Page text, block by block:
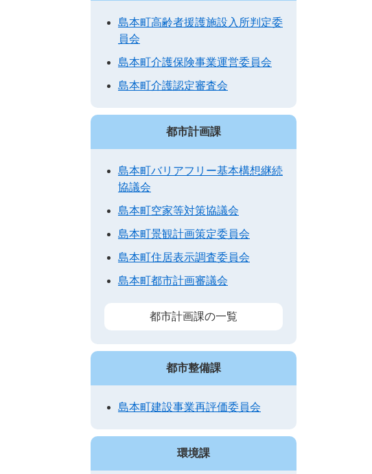
島本町高齢者援護施設入所判定委
員会
島本町介護保険事業運営委員会
島本町介護認定審査会
都市計画課
島本町バリアフリー基本構想継続
協議会
島本町空家等対策協議会
島本町景観計画策定委員会
島本町住居表示調査委員会
島本町都市計画審議会
都市計画課の一覧
都市整備課
島本町建設事業再評価委員会
環境課